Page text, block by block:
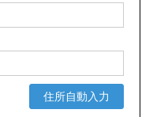
住所自動入力